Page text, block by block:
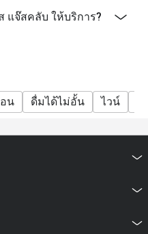
แจ๊สคลับ ให้บริการ?
น ดื่มได้ไม่อั้น ไวน์